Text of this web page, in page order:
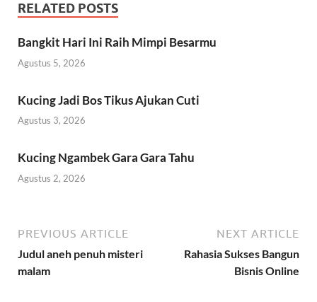
RELATED POSTS
Bangkit Hari Ini Raih Mimpi Besarmu
Agustus 5, 2026
Kucing Jadi Bos Tikus Ajukan Cuti
Agustus 3, 2026
Kucing Ngambek Gara Gara Tahu
Agustus 2, 2026
PREVIOUS ARTICLE
Judul aneh penuh misteri
malam
NEXT ARTICLE
Rahasia Sukses Bangun
Bisnis Online